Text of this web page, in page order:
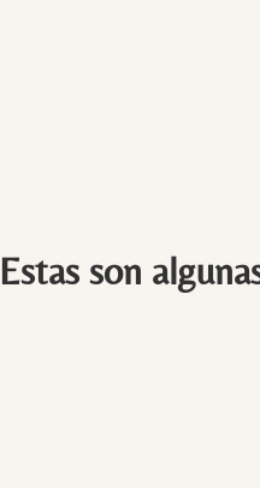
Estas son